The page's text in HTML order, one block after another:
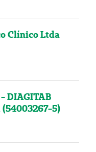
Clínico Ltda
DIAGITAB
(54003267-5)